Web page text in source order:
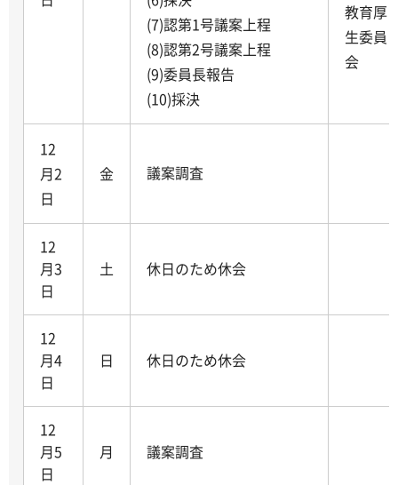
(7)認第1号議案上程
(8)認第2号議案上程
(9)委員長報告
(10)採決
教育厚
生委員
会
12
月2
日
金 議案調査
12
月3
日
土 休日のため休会
12
月4
日
日 休日のため休会
12
月5
日
月 議案調査